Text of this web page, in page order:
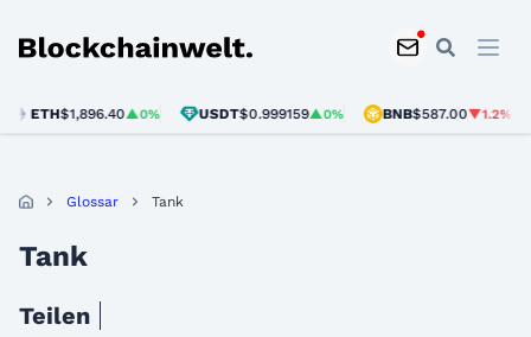
Blockchainwelt
ETH$1,896.40▲0% USDT$0.999159▲0% BNB$587.00▼1.2%
Glossar Tank
Tank
Teilen